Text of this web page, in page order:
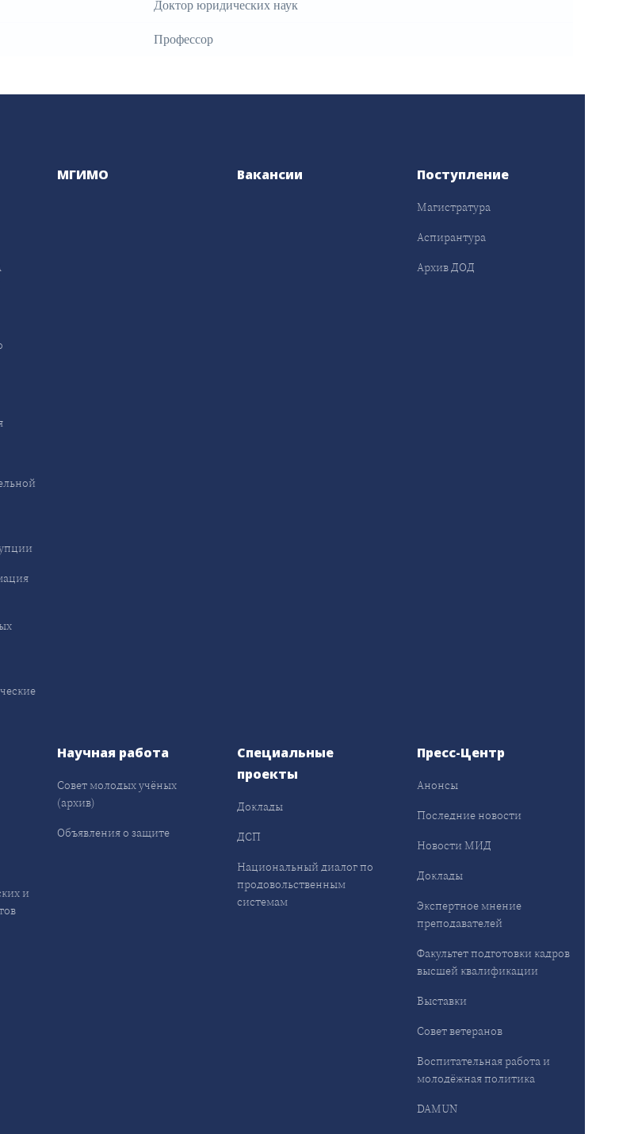
Доктор юридических наук
Профессор
МГИМО Вакансии Поступление
Магистратура
Аспирантура
Архив ДОД
и
Научная работа
Совет молодых учёных
(архив)
Объявления о защите
Специальные
проекты
Доклады
ДСП
Национальный диалог по
продовольственным
системам
Пресс-Центр
Анонсы
Последние новости
Новости МИД
Доклады
Экспертное мнение
преподавателей
Факультет подготовки кадров
высшей квалификации
Выставки
Совет ветеранов
Воспитательная работа и
молодёжная политика
DAMUN